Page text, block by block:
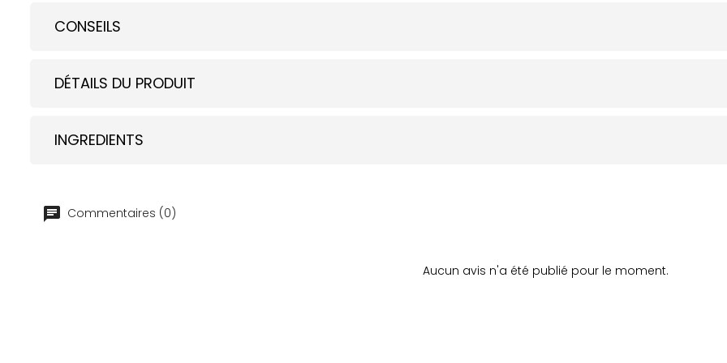
CONSEILS
DÉTAILS DU PRODUIT
INGREDIENTS
Commentaires (0)
Aucun avis n'a été publié pour le moment.